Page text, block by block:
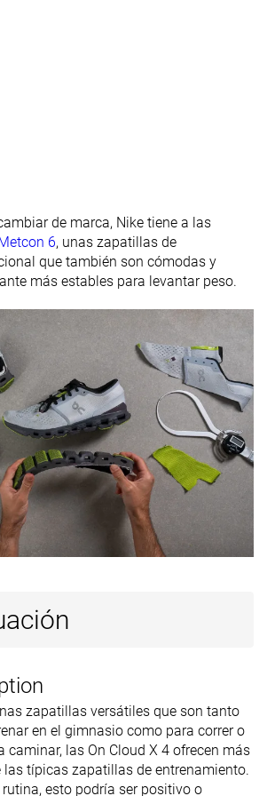
Decente Buena
Muy ancha
Muy ancha
Estándar Estándar
Estándar Estándar
Estándar Fina
lados
Estándar Muy fina
1% inferior #16 Top 44% #9
de marca, Nike tiene a las
6, unas zapatillas de
que también son cómodas y
más estables para levantar peso.
zapatillas versátiles que son tanto
en el gimnasio como para correr o
caminar, las On Cloud X 4 ofrecen más
típicas zapatillas de entrenamiento.
esto podría ser positivo o